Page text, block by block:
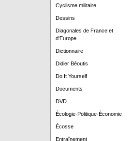
Cyclisme militaire
Dessins
Diagonales de France et
d'Europe
Dictionnaire
Didier Béoutis
Do It Yourself
Documents
DVD
Écologie-Politique-Économie
Écosse
Entraînement